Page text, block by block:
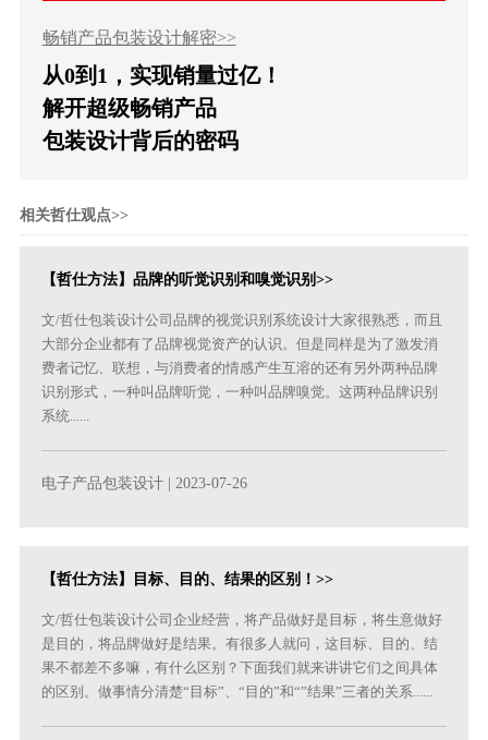
畅销产品包装设计解密>>
从0到1，实现销量过亿！
解开超级畅销产品
包装设计背后的密码
相关哲仕观点>>
【哲仕方法】品牌的听觉识别和嗅觉识别>>
文/哲仕包装设计公司品牌的视觉识别系统设计大家很熟悉，而且
大部分企业都有了品牌视觉资产的认识。但是同样是为了激发消
费者记忆、联想，与消费者的情感产生互溶的还有另外两种品牌
识别形式，一种叫品牌听觉，一种叫品牌嗅觉。这两种品牌识别
系统......
电子产品包装设计 | 2023-07-26
【哲仕方法】目标、目的、结果的区别！>>
文/哲仕包装设计公司企业经营，将产品做好是目标，将生意做好
是目的，将品牌做好是结果。有很多人就问，这目标、目的、结
果不都差不多嘛，有什么区别？下面我们就来讲讲它们之间具体
的区别。做事情分清楚“目标”、“目的”和“”结果”三者的关系......